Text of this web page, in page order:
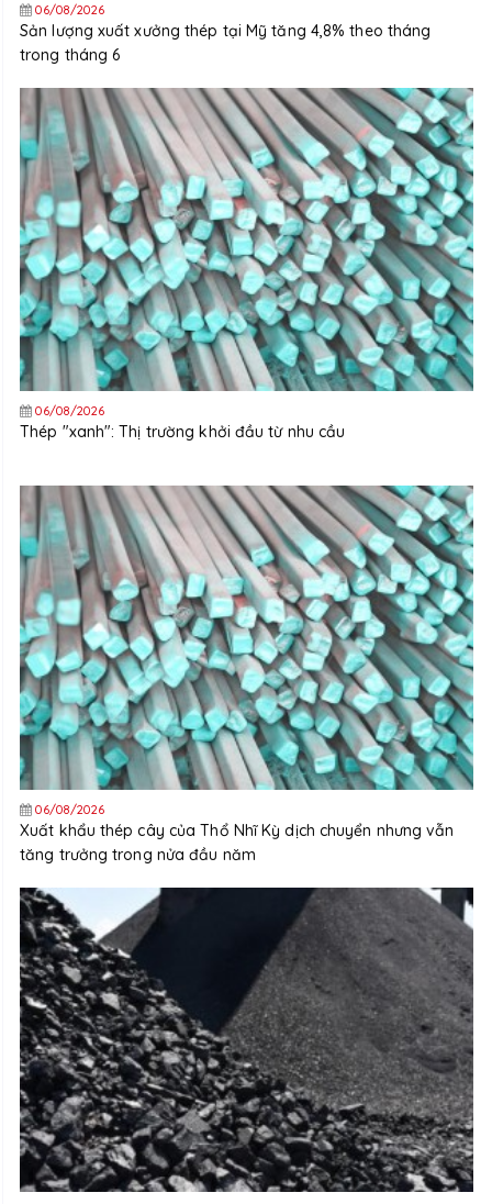
06/08/2026
Sản lượng xuất xưởng thép tại Mỹ tăng 4,8% theo tháng
trong tháng 6
06/08/2026
Thép "xanh": Thị trường khởi đầu từ nhu cầu
06/08/2026
Xuất khẩu thép cây của Thổ Nhĩ Kỳ dịch chuyển nhưng vẫn
tăng trưởng trong nửa đầu năm